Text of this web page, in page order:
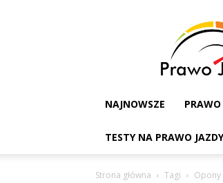
NAJNOWSZE
TESTY NA PRAWO JAZDY
Strona główna Tagi Opony